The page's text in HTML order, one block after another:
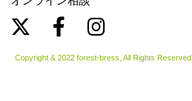
Copyright & 2022 forest-bress, All Rights Reserved.